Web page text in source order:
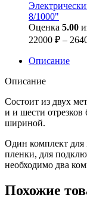
8/1000"
Оценка 5.00
22000 ₽ –
Описание
Описание
Состоит из двух
и и шести отрезков
шириной.
Один комплект для
пленки, для
необходимо два
Похожие